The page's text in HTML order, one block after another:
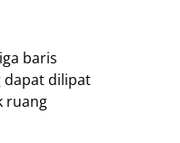
baris
dapat dilipat
ruang